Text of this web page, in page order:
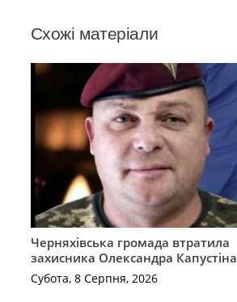
Схожі матеріали
Черняхівська громада втратила
захисника Олександра Капустіна
Субота, 8 Серпня, 2026